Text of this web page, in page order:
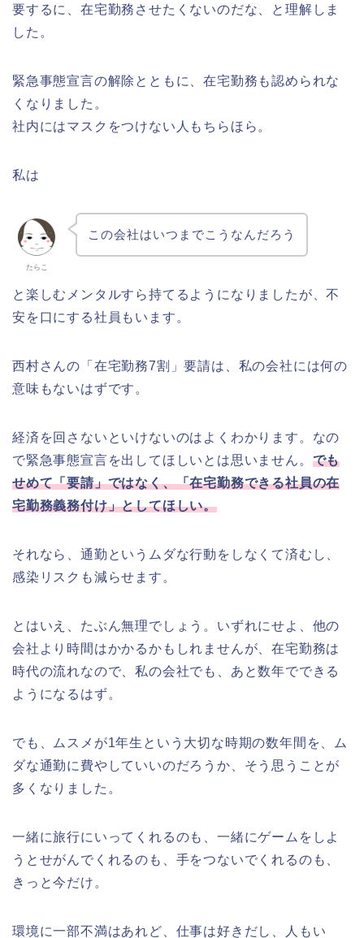
要するに、在宅勤務させたくないのだな、と理解しま
した。
緊急事態宣言の解除とともに、在宅勤務も認められな
くなりました。
社内にはマスクをつけない人もちらほら。
私は
たらこ
この会社はいつまでこうなんだろう
と楽しむメンタルすら持てるようになりましたが、不
安を口にする社員もいます。
西村さんの「在宅勤務7割」要請は、私の会社には何の
意味もないはずです。
経済を回さないといけないのはよくわかります。なの
で緊急事態宣言を出してほしいとは思いません。 でも
せめて「要請」ではなく、「在宅勤務できる社員の在
宅勤務義務付け」としてほしい。
それなら、通勤というムダな行動をしなくて済むし、
感染リスクも減らせます。
とはいえ、たぶん無理でしょう。いずれにせよ、他の
会社より時間はかかるかもしれませんが、在宅勤務は
時代の流れなので、私の会社でも、あと数年でできる
ようになるはず。
でも、ムスメが1年生という大切な時期の数年間を、ム
ダな通勤に費やしていいのだろうか、そう思うことが
多くなりました。
一緒に旅行にいってくれるのも、一緒にゲームをしよ
うとせがんでくれるのも、手をつないでくれるのも、
きっと今だけ。
環境に一部不満はあれど、仕事は好きだし、人もい